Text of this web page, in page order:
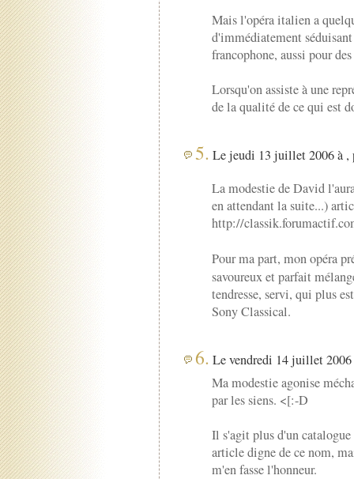
Mais l'opéra italien a
d'immédiatement
francophone, aussi pour
Lorsqu'on assiste à une
de la qualité de ce qui est
5. Le jeudi 13 juillet 2006 à ,
La modestie de David
en attendant la suite...)
http://
Pour ma part, mon opéra
savoureux et parfait
tendresse, servi, qui plus
Sony Classical.
6. Le vendredi 14 juillet
Ma modestie agonise
par les siens. <[:-D
Il s'agit plus d'un
article digne de ce nom,
m'en fasse l'honneur.